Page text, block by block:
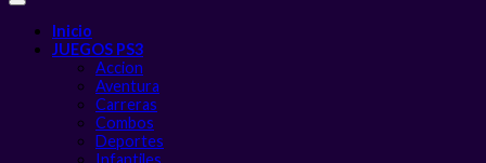
Inicio
JUEGOS PS3
Accion
Aventura
Carreras
Combos
Deportes
Infantiles